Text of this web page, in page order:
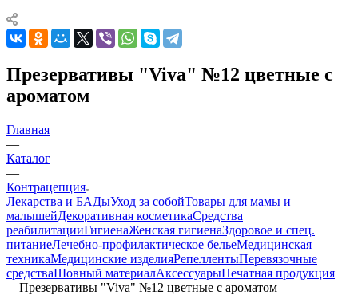
Презервативы "Viva" №12 цветные с
ароматом
Главная
—
Каталог
—
Контрацепция
Лекарства и БАДыУход за собойТовары для мамы и
малышейДекоративная косметикаСредства
реабилитацииГигиенаЖенская гигиенаЗдоровое и спец.
питаниеЛечебно-профилактическое бельеМедицинская
техникаМедицинские изделияРепеллентыПеревязочные
средстваШовный материалАксессуарыПечатная продукция
—Презервативы "Viva" №12 цветные с ароматом